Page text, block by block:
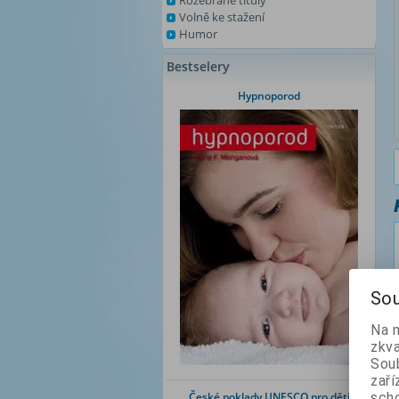
Volně ke stažení
Humor
Bestselery
Hypnoporod
Na